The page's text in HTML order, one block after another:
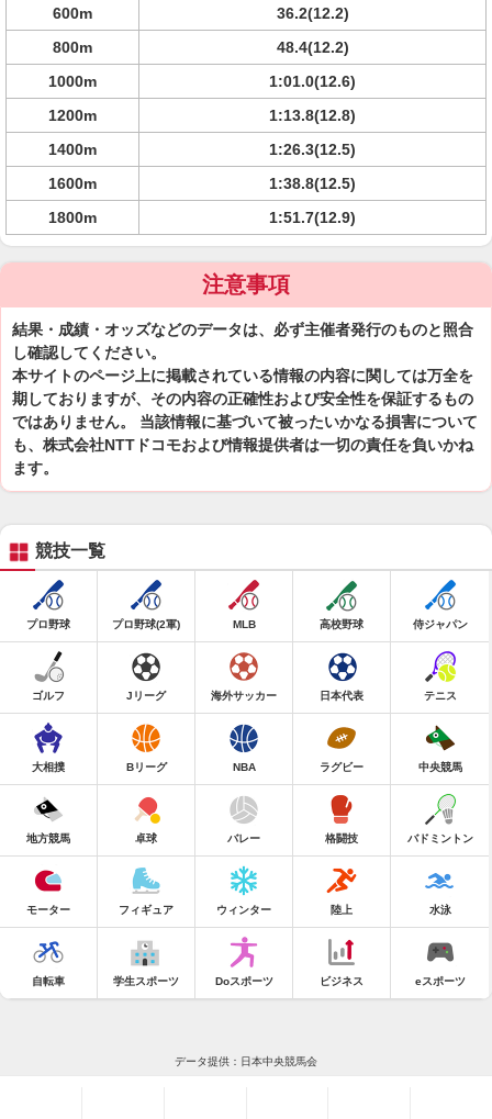
600m
36.2(12.2)
800m
48.4(12.2)
1000m
1:01.0(12.6)
1200m
1:13.8(12.8)
1400m
1:26.3(12.5)
1600m
1:38.8(12.5)
1800m
1:51.7(12.9)
注意事項
結果・成績・オッズなどのデータは、必ず主催者発行のものと照合
し確認してください。
本サイトのページ上に掲載されている情報の内容に関しては万全を
期しておりますが、その内容の正確性および安全性を保証するもの
ではありません。 当該情報に基づいて被ったいかなる損害について
も、株式会社NTTドコモおよび情報提供者は一切の責任を負いかね
ます。
競技一覧
プロ野球 プロ野球(2軍) MLB 高校野球 侍ジャパン
ゴルフ Jリーグ 海外サッカー 日本代表 テニス
大相撲 Bリーグ NBA ラグビー 中央競馬
地方競馬 卓球 バレー 格闘技 バドミントン
モーター フィギュア ウィンター 陸上 水泳
自転車 学生スポーツ Doスポーツ ビジネス eスポーツ
データ提供：日本中央競馬会